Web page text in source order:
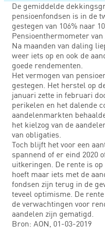
De gemiddelde
pensioenfondsen is in de
gestegen van 106% naar
Pensioenthermometer van
Na maanden van daling
weer iets op en ook de
goede rendementen.
Het vermogen van
gestegen. Het herstel op
januari zette in februari
perikelen en het dalende
aandelenmarkten
het kielzog van de
van obligaties.
Toch blijft het voor een
spannend of er eind 2020
uitkeringen. De rente is
hoeft maar iets met de
fondsen zijn terug in de
teveel optimisme. De
de verwachtingen voor
aandelen zijn gematigd.
Bron: AON, 01-03-2019